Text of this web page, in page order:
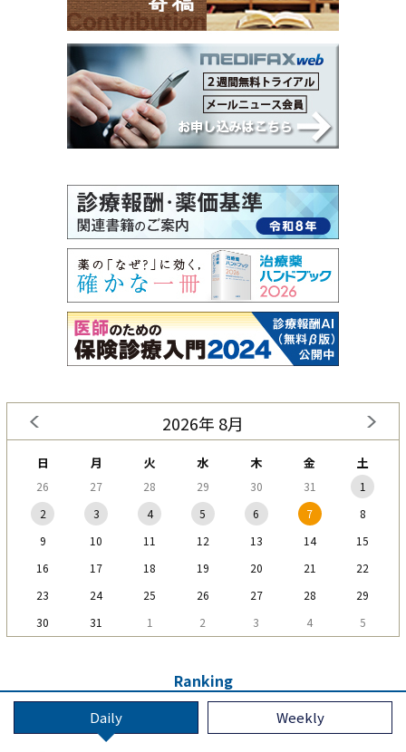
2026年 8月
日 月 火 水 木 金 土
26 27 28 29 30 31
1
2
3 4 5 6 7
8
9
10 11 12 13 14
15
16
17 18 19 20 21
22
23
24 25 26 27 28
29
30
31 1 2 3 4 5
Ranking
Daily Weekly